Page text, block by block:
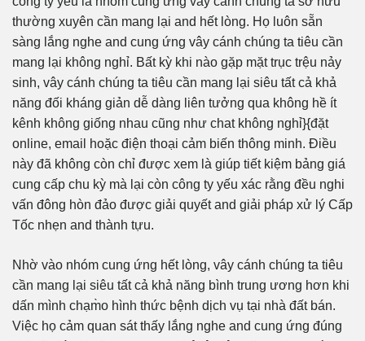
thường xuyên cần mang lại and hết lòng. Họ luôn sẵn
sàng lắng nghe and cung ứng vây cánh chúng ta tiêu cần
mang lại không nghỉ. Bất kỳ khi nào gặp mặt trục trệu nảy
sinh, vây cánh chúng ta tiêu cần mang lại siêu tất cả khả
năng đối kháng giản dễ dàng liên tưởng qua không hề ít
kênh không giống nhau cũng như chat không nghỉ}{đặt
online, email hoặc điện thoại cảm biến thông minh. Điều
này đã không còn chỉ được xem là giúp tiết kiệm bảng giá
cung cấp chu kỳ mà lại còn công ty yếu xác rằng đều nghi
vấn đông hòn đảo được giải quyết and giải pháp xử lý Cấp
Tốc nhẹn and thành tựu.
Nhờ vào nhóm cung ứng hết lòng, vây cánh chúng ta tiêu
cần mang lại siêu tất cả khả năng bình trung ương hơn khi
dấn mình chạm̀o hình thức bệnh dịch vụ tại nhà đất bán.
Việc họ cảm quan sát thấy lắng nghe and cung ứng đúng